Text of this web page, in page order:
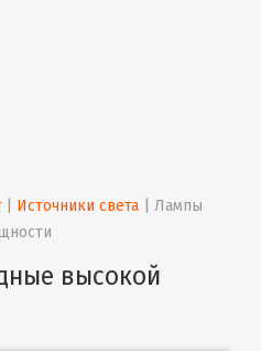
| Источники света
Лампы
высокой